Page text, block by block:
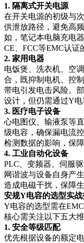
1. 隔离式开关电源
在开关电源的初级与
供泄放路径，避免高
如，笔记本电脑充电
CE、FCC等EMC认证
2. 家用电器
电饭煲、洗衣机、空
合，既抑制电机、控
带电引发电击风险。
设计，但仍需通过Y电
3. 医疗电子设备
心电图仪、输液泵等
级电容，确保漏电流
检测数据的影响，保
4. 工业自动化设备
PLC、变频器、伺服
网谐波与设备自身产
造成电磁干扰，保障
安规Y电容的选型实战
Y电容的选型需在
核心需关注以下五大维
1. 安全等级匹配
优先根据设备的额定